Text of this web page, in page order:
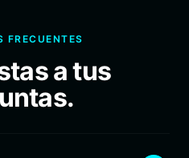
FRECUENTES
a tus